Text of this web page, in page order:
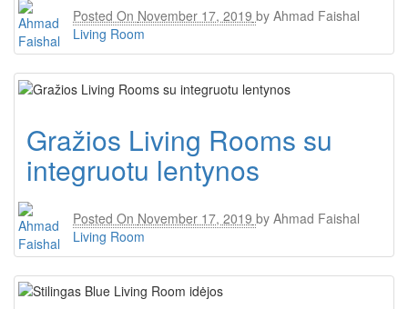
Posted On November 17, 2019 by Ahmad Faishal
Living Room
Gražios Living Rooms su
integruotu lentynos
Posted On November 17, 2019 by Ahmad Faishal
Living Room